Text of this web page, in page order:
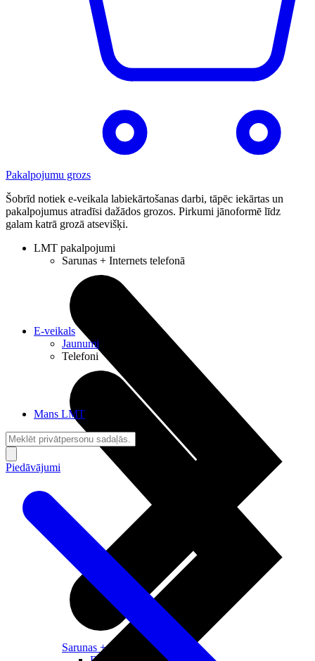
Pakalpojumu grozs
Šobrīd notiek e-veikala labiekārtošanas darbi, tāpēc iekārtas un
pakalpojumus atradīsi dažādos grozos. Pirkumi jānoformē līdz
galam katrā grozā atsevišķi.
LMT pakalpojumi
Sarunas + Internets telefonā
Sarunas + Internets
E-veikals
Jaunumi
Telefoni
Mans LMT
Piedāvājumi